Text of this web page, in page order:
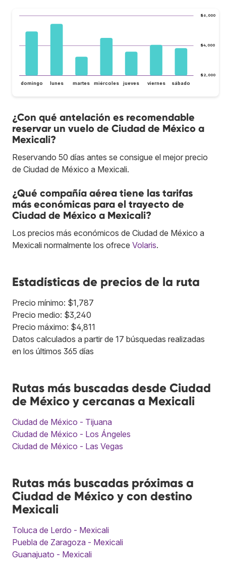
$2,000
$4,000
$6,000
domingo lunes martes miércoles jueves viernes sábado
¿Con qué antelación es recomendable
reservar un vuelo de Ciudad de México a
Mexicali?
Reservando 50 días antes se consigue el mejor precio
de Ciudad de México a Mexicali.
¿Qué compañía aérea tiene las tarifas
más económicas para el trayecto de
Ciudad de México a Mexicali?
Los precios más económicos de Ciudad de México a
Mexicali normalmente los ofrece Volaris.
Estadísticas de precios de la ruta
Precio mínimo: $1,787
Precio medio: $3,240
Precio máximo: $4,811
Datos calculados a partir de 17 búsquedas realizadas
en los últimos 365 días
Rutas más buscadas desde Ciudad
de México y cercanas a Mexicali
Ciudad de México - Tijuana
Ciudad de México - Los Ángeles
Ciudad de México - Las Vegas
Rutas más buscadas próximas a
Ciudad de México y con destino
Mexicali
Toluca de Lerdo - Mexicali
Puebla de Zaragoza - Mexicali
Guanajuato - Mexicali